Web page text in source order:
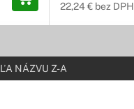
22,24 € bez DPH
NÁZVU Z-A